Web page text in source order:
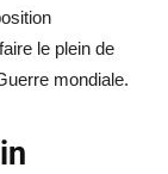
le plein de
mondiale.